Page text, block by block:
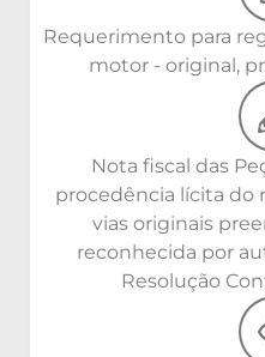
Requerimento para
motor - original,
Nota fiscal das
procedência lícita do
vias originais
reconhecida por
Resolução